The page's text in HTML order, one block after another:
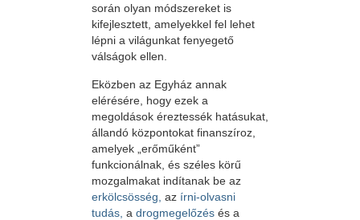
során olyan módszereket is
kifejlesztett, amelyekkel fel lehet
lépni a világunkat fenyegető
válságok ellen.
Eközben az Egyház annak
elérésére, hogy ezek a
megoldások éreztessék hatásukat,
állandó központokat finanszíroz,
amelyek „erőműként”
funkcionálnak, és széles körű
mozgalmakat indítanak be az
erkölcsösség, az írni-olvasni
tudás, a drogmegelőzés és a